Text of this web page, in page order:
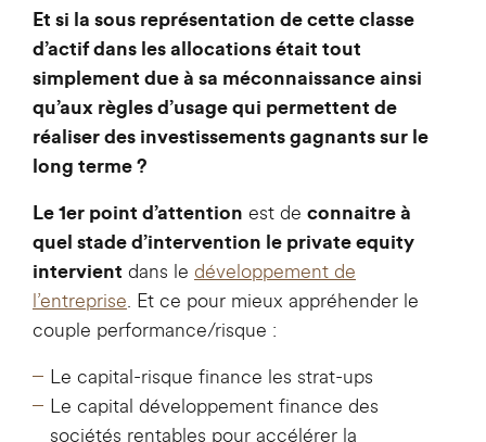
Et si la sous représentation de cette classe
d’actif dans les allocations était tout
simplement due à sa méconnaissance ainsi
qu’aux règles d’usage qui permettent de
réaliser des investissements gagnants sur le
long terme ?
Le 1er point d’attention est de connaitre à
quel stade d’intervention le private equity
intervient dans le développement de
l’entreprise. Et ce pour mieux appréhender le
couple performance/risque :
Le capital-risque finance les strat-ups
Le capital développement finance des
sociétés rentables pour accélérer la